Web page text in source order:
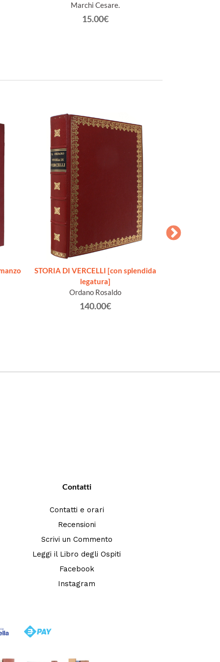
Marchi Cesare.
15.00€
STORIA DI VERCELLI [con splendida
legatura]
Ordano Rosaldo
140.00€
Contatti
Contatti e orari
Recensioni
Scrivi un Commento
Leggi il Libro degli Ospiti
Facebook
Instagram